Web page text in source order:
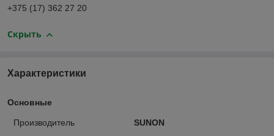
+375 (17) 362 27 20
Скрыть
Характеристики
Основные
Производитель SUNON